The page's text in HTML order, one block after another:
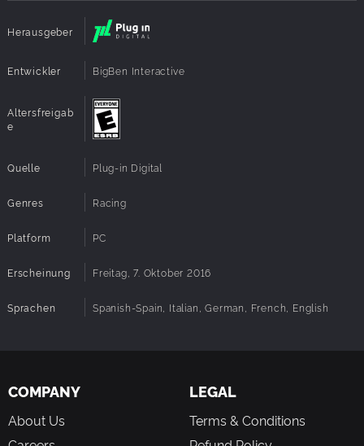
Herausgeber
Entwickler BigBen Interactive
Altersfreigab
e
Quelle Plug-in Digital
Genres Racing
Platform PC
Erscheinung Freitag, 7. Oktober 2016
Sprachen Spanish-Spain, Italian, German, French, English
COMPANY
About Us
LEGAL
Terms & Conditions